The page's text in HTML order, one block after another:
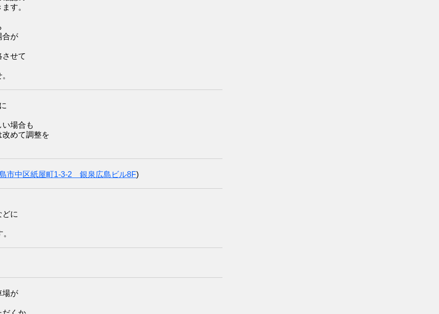
す。
が
せて
場合も
めて調整を
市中区紙屋町1-3-2 銀泉広島ビル8F)
どに
場が